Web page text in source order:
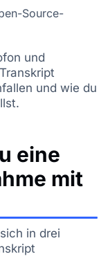
Source-
und
und wie du
eine
mit
in drei